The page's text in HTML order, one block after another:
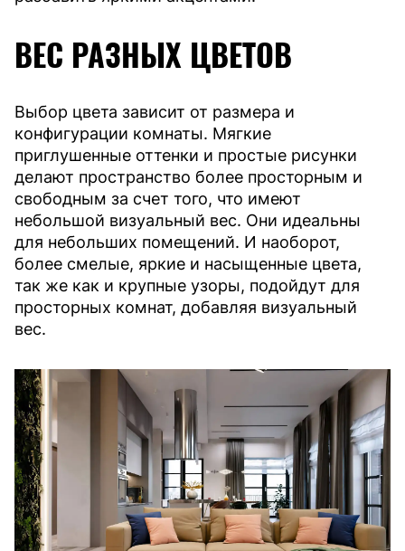
ВЕС РАЗНЫХ ЦВЕТОВ
Выбор цвета зависит от размера и
конфигурации комнаты. Мягкие
приглушенные оттенки и простые рисунки
делают пространство более просторным и
свободным за счет того, что имеют
небольшой визуальный вес. Они идеальны
для небольших помещений. И наоборот,
более смелые, яркие и насыщенные цвета,
так же как и крупные узоры, подойдут для
просторных комнат, добавляя визуальный
вес.